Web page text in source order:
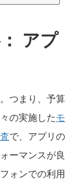
アプ
つまり、予算
の実施したモ
で、アプリの
ーマンスが良
ォンでの利用